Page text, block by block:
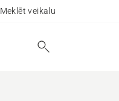
Meklēt veikalu